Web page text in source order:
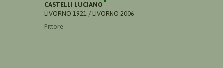
CASTELLI LUCIANO
LIVORNO 1921 / LIVORNO 2006
Pittore